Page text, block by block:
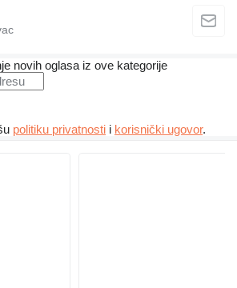
novih oglasa iz ove kategorije
politiku privatnosti i korisnički ugovor.